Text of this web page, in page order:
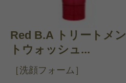
Red B.A トリートメン
トウォッシュ...
［洗顔フォーム］